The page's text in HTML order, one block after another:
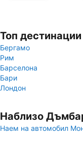
Топ
Бергамо
Рим
Барселона
Бари
Лондон
Наблизо
Наем на автомобил